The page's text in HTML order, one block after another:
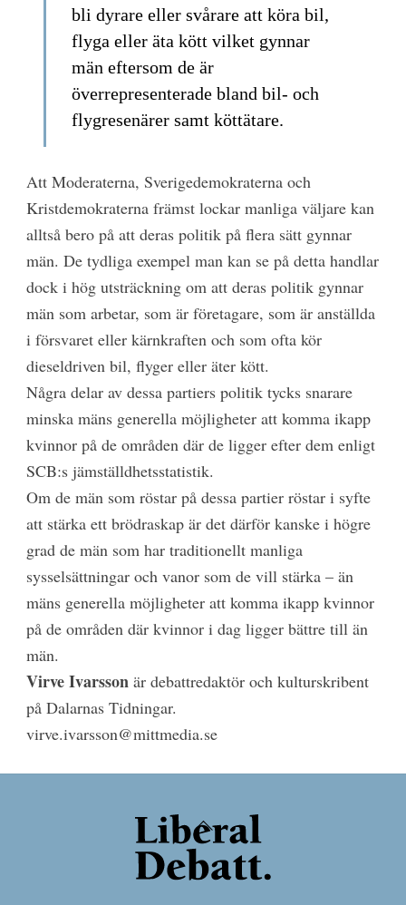
bli dyrare eller svårare att köra bil,
flyga eller äta kött vilket gynnar
män eftersom de är
överrepresenterade bland bil- och
flygresenärer samt köttätare.
Att Moderaterna, Sverigedemokraterna och
Kristdemokraterna främst lockar manliga väljare kan
alltså bero på att deras politik på flera sätt gynnar
män. De tydliga exempel man kan se på detta handlar
dock i hög utsträckning om att deras politik gynnar
män som arbetar, som är företagare, som är anställda
i försvaret eller kärnkraften och som ofta kör
dieseldriven bil, flyger eller äter kött.
Några delar av dessa partiers politik tycks snarare
minska mäns generella möjligheter att komma ikapp
kvinnor på de områden där de ligger efter dem enligt
SCB:s jämställdhetsstatistik.
Om de män som röstar på dessa partier röstar i syfte
att stärka ett brödraskap är det därför kanske i högre
grad de män som har traditionellt manliga
sysselsättningar och vanor som de vill stärka – än
mäns generella möjligheter att komma ikapp kvinnor
på de områden där kvinnor i dag ligger bättre till än
män.
Virve Ivarssonär debattredaktör och kulturskribent
på Dalarnas Tidningar.
virve.ivarsson@mittmedia.se
Back
To
Top